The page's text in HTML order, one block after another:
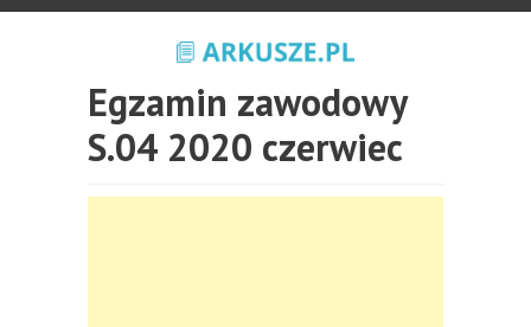
Egzamin zawodowy
S.04 2020 czerwiec